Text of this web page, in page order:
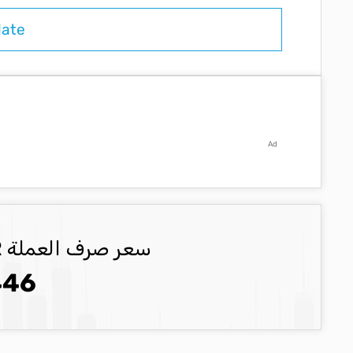
Ad
سعر صرف العملة EUR العملة المحدثة